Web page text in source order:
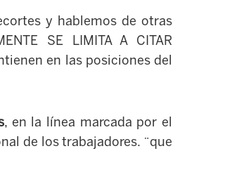
y hablemos de otras
SE LIMITA A CITAR
en las posiciones del
, en la línea marcada por el
de los trabajadores. ¨que